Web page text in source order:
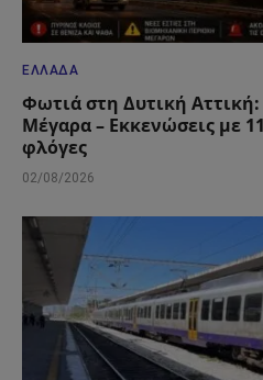
ΕΛΛΆΔΑ
Φωτιά στη Δυτική Αττική:
Μέγαρα – Εκκενώσεις με
φλόγες
02/08/2026